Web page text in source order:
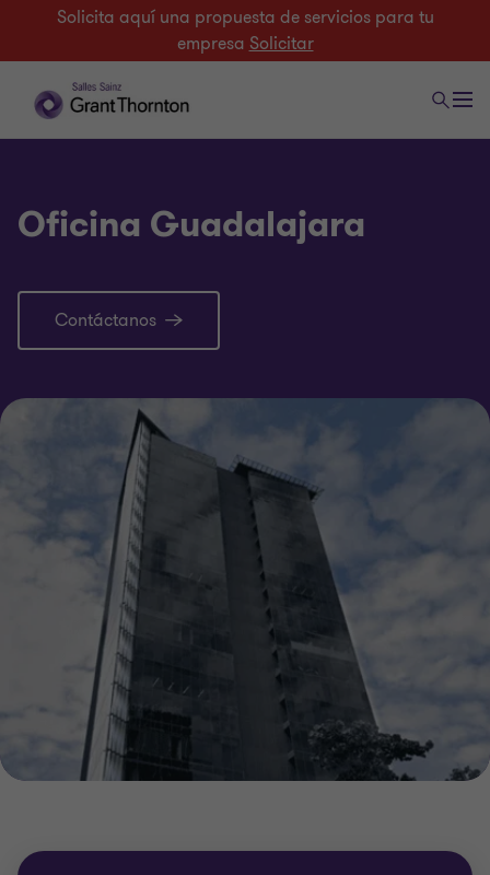
Solicita aquí una propuesta de servicios para tu
empresa Solicitar
Oficina Guadalajara
Contáctanos